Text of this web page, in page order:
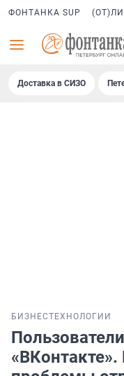
ФОНТАНКА SUP
Доставка в СИЗО
БИЗНЕСТЕХНОЛОГИИ